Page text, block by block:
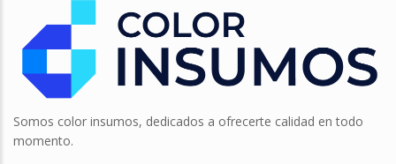
Somos color insumos, dedicados a ofrecerte calidad en todo
momento.